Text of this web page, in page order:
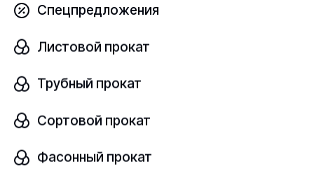
Спецпредложения
Листовой прокат
Трубный прокат
Сортовой прокат
Фасонный прокат
Заполнить форму
предприятие, осуществляющее деятельность на